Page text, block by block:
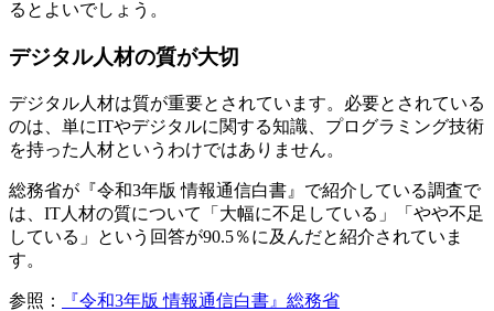
るとよいでしょう。
デジタル人材の質が大切
デジタル人材は質が重要とされています。必要とされている
のは、単にITやデジタルに関する知識、プログラミング技術
を持った人材というわけではありません。
総務省が『令和3年版 情報通信白書』で紹介している調査で
は、IT人材の質について「大幅に不足している」「やや不足
している」という回答が90.5％に及んだと紹介されていま
す。
参照： 『令和3年版 情報通信白書』総務省